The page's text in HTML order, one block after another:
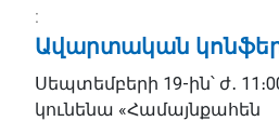
Ավարտական
Սեպտեմբերի 19-ին՝ ժ․
կունենա «Համայնքահեն